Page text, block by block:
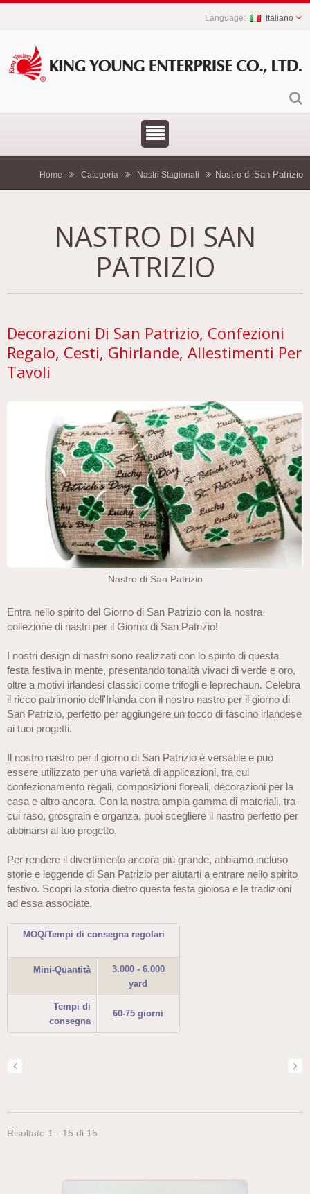
Italiano
Home Categoria Nastri Stagionali Nastro di San Patrizio
NASTRO DI SAN
PATRIZIO
Decorazioni Di San Patrizio, Confezioni
Regalo, Cesti, Ghirlande, Allestimenti Per
Tavoli
Nastro di San Patrizio
Entra nello spirito del Giorno di San Patrizio con la nostra
collezione di nastri per il Giorno di San Patrizio!
I nostri design di nastri sono realizzati con lo spirito di questa
festa festiva in mente, presentando tonalità vivaci di verde e oro,
oltre a motivi irlandesi classici come trifogli e leprechaun. Celebra
il ricco patrimonio dell'Irlanda con il nostro nastro per il giorno di
San Patrizio, perfetto per aggiungere un tocco di fascino irlandese
ai tuoi progetti.
Il nostro nastro per il giorno di San Patrizio è versatile e può
essere utilizzato per una varietà di applicazioni, tra cui
confezionamento regali, composizioni floreali, decorazioni per la
casa e altro ancora. Con la nostra ampia gamma di materiali, tra
cui raso, grosgrain e organza, puoi scegliere il nastro perfetto per
abbinarsi al tuo progetto.
Per rendere il divertimento ancora più grande, abbiamo incluso
storie e leggende di San Patrizio per aiutarti a entrare nello spirito
festivo. Scopri la storia dietro questa festa gioiosa e le tradizioni
ad essa associate.
MOQ/Tempi di consegna regolari
Mini-Quantità
3.000 - 6.000
yard
Tempi di
consegna
60-75 giorni
Risultato 1 - 15 di 15